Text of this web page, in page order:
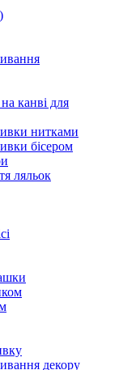
канві для
нитками
бісером
ляльок
декору